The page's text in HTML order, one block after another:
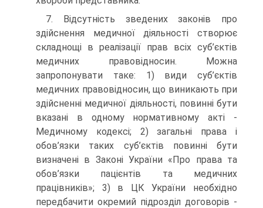
7. Відсутність зведених законів про
здійснення медичної діяльності створює
складнощі в реалізації прав всіх суб’єктів
медичних правовідносин. Можна
запропонувати таке: 1) види суб’єктів
медичних правовідносин, що виникають при
здійсненні медичної діяльності, повинні бути
вказані в одному нормативному акті -
Медичному кодексі; 2) загальні права і
обов’язки таких суб’єктів повинні бути
визначені в Законі України «Про права та
обов’язки пацієнтів та медичних
працівників»; 3) в ЦК України необхідно
передбачити окремий підрозділ договорів -